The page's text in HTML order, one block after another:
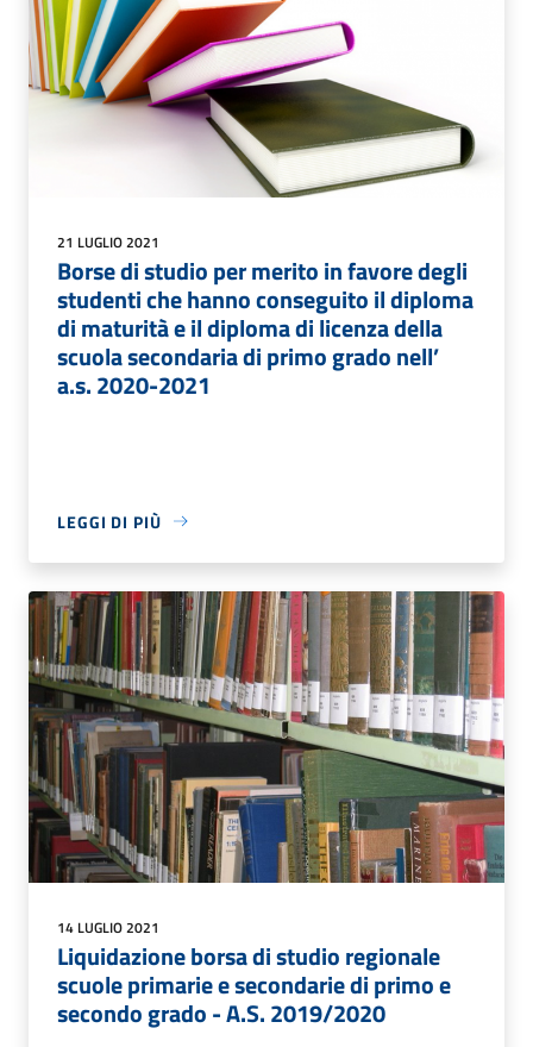
21 LUGLIO 2021
Borse di studio per merito in favore degli
studenti che hanno conseguito il diploma
di maturità e il diploma di licenza della
scuola secondaria di primo grado nell’
a.s. 2020-2021
LEGGI DI PIÙ
14 LUGLIO 2021
Liquidazione borsa di studio regionale
scuole primarie e secondarie di primo e
secondo grado - A.S. 2019/2020